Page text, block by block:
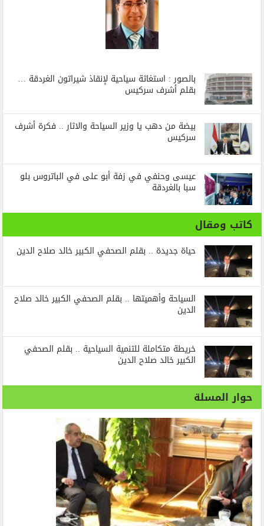
بالصور : استغاثة سياحية لإنقاذ شيراتون الغردقة …
بقلم أشرف سركيس
بيضة من دهب يا وزير السياحة والاثار .. فكرة أشرف
سركيس
عيسى وحنفي في زفة أبو على في الباتروس بلو
سبا بالغردقة
كاتب ومقال
حياة جديدة .. بقلم الصحفي الكبير خالد صلاح الدين
السياحة وأهميتها .. بقلم الصحفي الكبير خالد صلاح
الدين
خريطة متكاملة للتنمية السياحية .. بقلم الصحفي
الكبير خالد صلاح الدين
حوار المسلة